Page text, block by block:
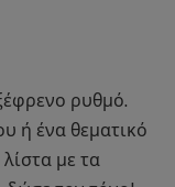
ρυθμό.
ή ένα θεματικό
λίστα με τα